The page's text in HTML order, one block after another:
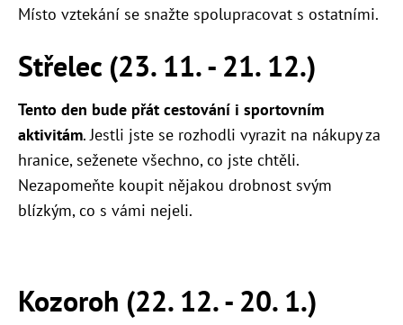
Místo vztekání se snažte spolupracovat s ostatními.
Střelec (23. 11. - 21. 12.)
Tento den bude přát cestování i sportovním
aktivitám. Jestli jste se rozhodli vyrazit na nákupy za
hranice, seženete všechno, co jste chtěli.
Nezapomeňte koupit nějakou drobnost svým
blízkým, co s vámi nejeli.
Kozoroh (22. 12. - 20. 1.)